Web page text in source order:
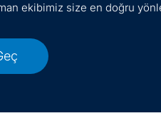
ekibimiz size en doğru